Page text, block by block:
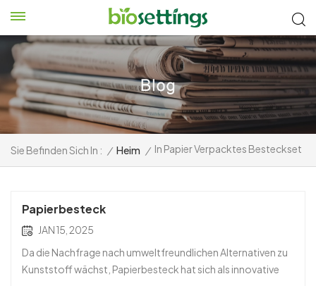
Sie Befinden Sich In : / Heim / In Papier Verpacktes Besteckset
Papierbesteck
JAN 15, 2025
Da die Nachfrage nach umweltfreundlichen Alternativen zu
Kunststoff wächst, Papierbesteck hat sich als innovative